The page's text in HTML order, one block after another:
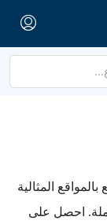
المثالية
احصل على